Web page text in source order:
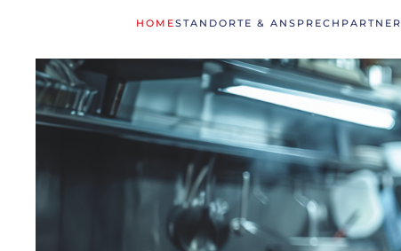
HOMESTANDORTE & ANSPRECHPARTNER